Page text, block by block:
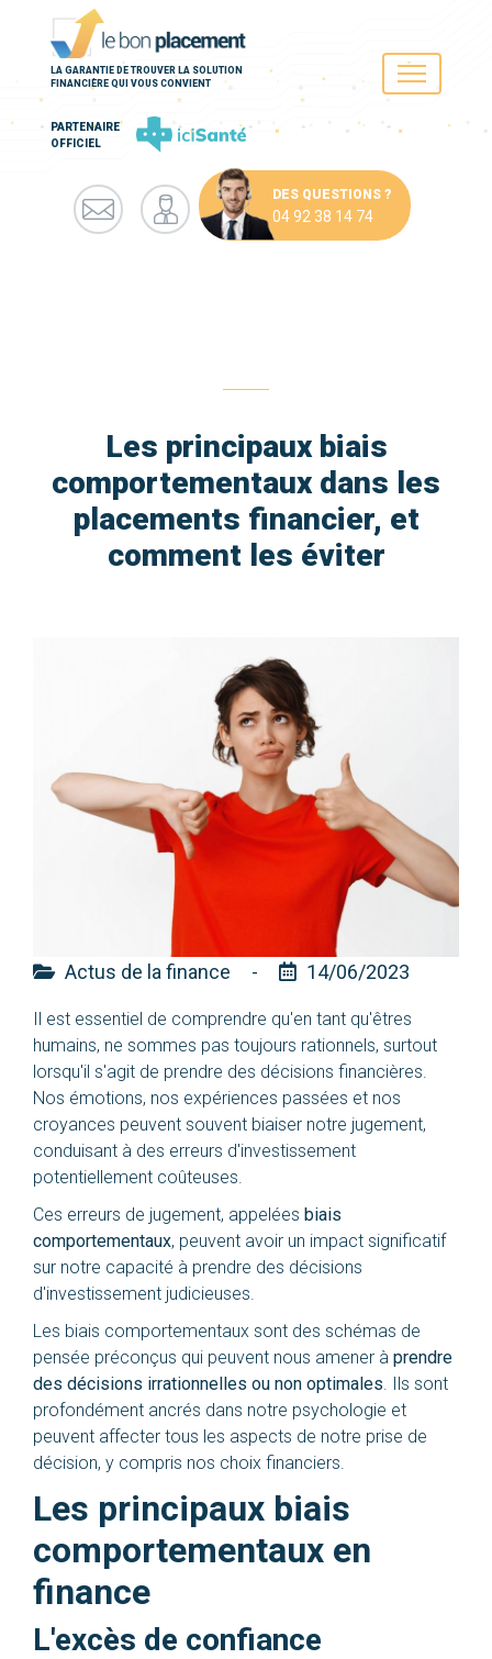
LA GARANTIE DE TROUVER LA SOLUTION
FINANCIÈRE QUI VOUS CONVIENT
PARTENAIRE
OFFICIEL
DES QUESTIONS ?
04 92 38 14 74
Les principaux biais
comportementaux dans les
placements financier, et
comment les éviter
Actus de la finance - 14/06/2023
Il est essentiel de comprendre qu'en tant qu'êtres
humains, ne sommes pas toujours rationnels, surtout
lorsqu'il s'agit de prendre des décisions financières.
Nos émotions, nos expériences passées et nos
croyances peuvent souvent biaiser notre jugement,
conduisant à des erreurs d'investissement
potentiellement coûteuses.
Ces erreurs de jugement, appelées biais
comportementaux, peuvent avoir un impact significatif
sur notre capacité à prendre des décisions
d'investissement judicieuses.
Les biais comportementaux sont des schémas de
pensée préconçus qui peuvent nous amener à prendre
des décisions irrationnelles ou non optimales. Ils sont
profondément ancrés dans notre psychologie et
peuvent affecter tous les aspects de notre prise de
décision, y compris nos choix financiers.
Les principaux biais
comportementaux en
finance
L'excès de confiance